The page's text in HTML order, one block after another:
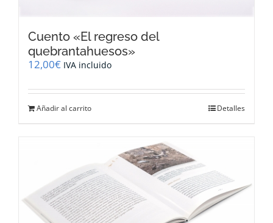
Cuento «El regreso del
quebrantahuesos»
12,00€ IVA incluido
Añadir al carrito Detalles